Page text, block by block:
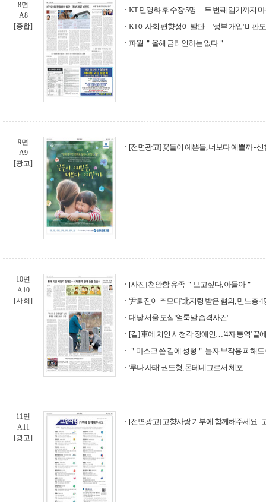
8면
A8
[종합]
KT 민영화 후 수장 5명… 두 번째 임기까지
KT이사회 편향성이 발단… '정부 개입' 비판도
파월 ＂올해 금리인하는 없다＂
9면
A9
[광고]
[전면광고] 꽃들이 예쁜들, 너보다 예쁠까 -
10면
A10
[사회]
[사진] 천안함 유족 ＂보고싶다, 아들아＂
'尹퇴진이 추모다' 北지령 받은 혐의, 민노총
대낮 서울 도심 '얼룩말 습격사건'
[길] 車에 치인 시청각 장애인… '4자 통역' 끝
＂마스크 쓴 김에 성형＂ 늘자 부작용 피해도
'루나 사태' 권도형, 몬테네그로서 체포
11면
A11
[광고]
[전면광고] 고향사랑 기부에 함께해주세요 -